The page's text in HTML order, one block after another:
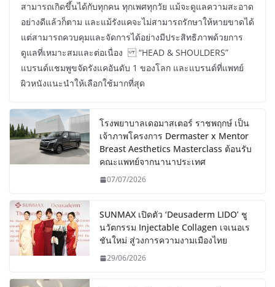
สามารถเกิดขึ้นได้กับทุกคน ทุกเพศทุกวัย แม้จะดูแลความสะอาด
อย่างดีแล้วก็ตาม และแม้รังแคจะไม่สามารถรักษาให้หายขาดได้
แต่สามารถควบคุมและจัดการได้อย่างมีประสิทธิภาพด้วยการ
ดูแลที่เหมาะสมและต่อเนื่อง “HEAD & SHOULDERS”
แบรนด์แชมพูขจัดรังแคอันดับ 1 ของโลก และแบรนด์ที่แพทย์
ผิวหนังแนะนำให้เลือกใช้มากที่สุด
โรงพยาบาลเดอมาสเตอร์ ราชพฤกษ์ เป็น
เจ้าภาพโครงการ Dermaster x Mentor
Breast Aesthetics Masterclass ต้อนรับ
คณะแพทย์จากนานาประเทศ
07/07/2026
SUNMAX เปิดตัว ‘Deusaderm LIDO’ ชู
นวัตกรรม Injectable Collagen เจเนอเร
ชันใหม่ สู่วงการความงามเมืองไทย
29/06/2026